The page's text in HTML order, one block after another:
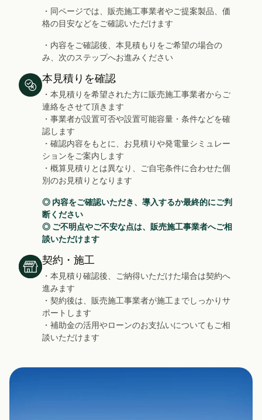
・同ページでは、販売施工事業者やご提案製品、価
格の目安などをご確認いただけます
・内容をご確認後、本見積もりをご希望の場合の
み、次のステップへお進みください
本見積りを確認
・本見積りを希望された方に販売施工事業者からご
連絡をさせて頂きます
・事業者が設置可否や設置可能容量・条件などを確
認します
・確認内容をもとに、お見積りや発電量シミュレー
ションをご案内します
・概算見積りとは異なり、ご自宅条件に合わせた個
別のお見積りとなります
◎ 内容をご確認いただき、導入するか最終的にご判
断ください
◎ ご不明点やご不安な点は、販売施工事業者へご相
談いただけます
契約・施工
・本見積り確認後、ご納得いただけた場合は契約へ
進みます
・契約後は、販売施工事業者が施工までしっかりサ
ポートします
・補助金の活用やローンのお支払いについてもご相
談いただけます